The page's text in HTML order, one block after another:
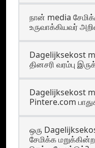
நான் media
உருவாக்கியவர்
Dagelijksekost
தினசரி வரம்பு
Dagelijksekost
Pintere.com
ஒரு
சேமிக்க